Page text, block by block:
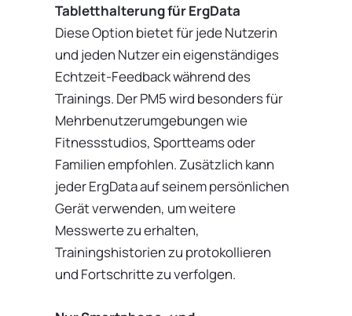
Tabletthalterung für ErgData
Diese Option bietet für jede Nutzerin
und jeden Nutzer ein eigenständiges
Echtzeit-Feedback während des
Trainings. Der PM5 wird besonders für
Mehrbenutzerumgebungen wie
Fitnessstudios, Sportteams oder
Familien empfohlen. Zusätzlich kann
jeder ErgData auf seinem persönlichen
Gerät verwenden, um weitere
Messwerte zu erhalten,
Trainingshistorien zu protokollieren
und Fortschritte zu verfolgen.